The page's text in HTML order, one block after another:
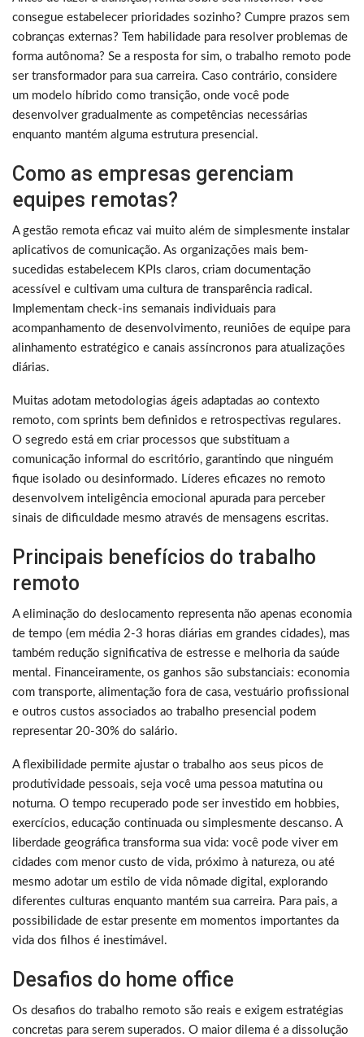
consegue estabelecer prioridades sozinho? Cumpre prazos sem
cobranças externas? Tem habilidade para resolver problemas de
forma autônoma? Se a resposta for sim, o trabalho remoto pode
ser transformador para sua carreira. Caso contrário, considere
um modelo híbrido como transição, onde você pode
desenvolver gradualmente as competências necessárias
enquanto mantém alguma estrutura presencial.
Como as empresas gerenciam
equipes remotas?
A gestão remota eficaz vai muito além de simplesmente instalar
aplicativos de comunicação. As organizações mais bem-
sucedidas estabelecem KPIs claros, criam documentação
acessível e cultivam uma cultura de transparência radical.
Implementam check-ins semanais individuais para
acompanhamento de desenvolvimento, reuniões de equipe para
alinhamento estratégico e canais assíncronos para atualizações
diárias.
Muitas adotam metodologias ágeis adaptadas ao contexto
remoto, com sprints bem definidos e retrospectivas regulares.
O segredo está em criar processos que substituam a
comunicação informal do escritório, garantindo que ninguém
fique isolado ou desinformado. Líderes eficazes no remoto
desenvolvem inteligência emocional apurada para perceber
sinais de dificuldade mesmo através de mensagens escritas.
Principais benefícios do trabalho
remoto
A eliminação do deslocamento representa não apenas economia
de tempo (em média 2-3 horas diárias em grandes cidades), mas
também redução significativa de estresse e melhoria da saúde
mental. Financeiramente, os ganhos são substanciais: economia
com transporte, alimentação fora de casa, vestuário profissional
e outros custos associados ao trabalho presencial podem
representar 20-30% do salário.
A flexibilidade permite ajustar o trabalho aos seus picos de
produtividade pessoais, seja você uma pessoa matutina ou
noturna. O tempo recuperado pode ser investido em hobbies,
exercícios, educação continuada ou simplesmente descanso. A
liberdade geográfica transforma sua vida: você pode viver em
cidades com menor custo de vida, próximo à natureza, ou até
mesmo adotar um estilo de vida nômade digital, explorando
diferentes culturas enquanto mantém sua carreira. Para pais, a
possibilidade de estar presente em momentos importantes da
vida dos filhos é inestimável.
Desafios do home office
Os desafios do trabalho remoto são reais e exigem estratégias
concretas para serem superados. O maior dilema é a dissolução